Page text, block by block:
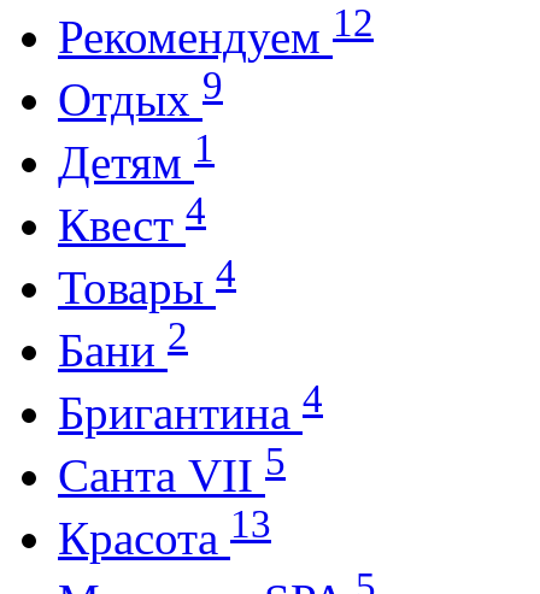
Рекомендуем 12
Отдых 9
Детям 1
Квест 4
Товары 4
Бани 2
Бригантина 4
Санта VII 5
Красота 13